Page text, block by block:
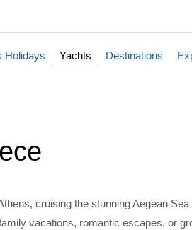
Holidays Yachts Destinations
cruising the stunning Aegean
vacations, romantic escapes, or